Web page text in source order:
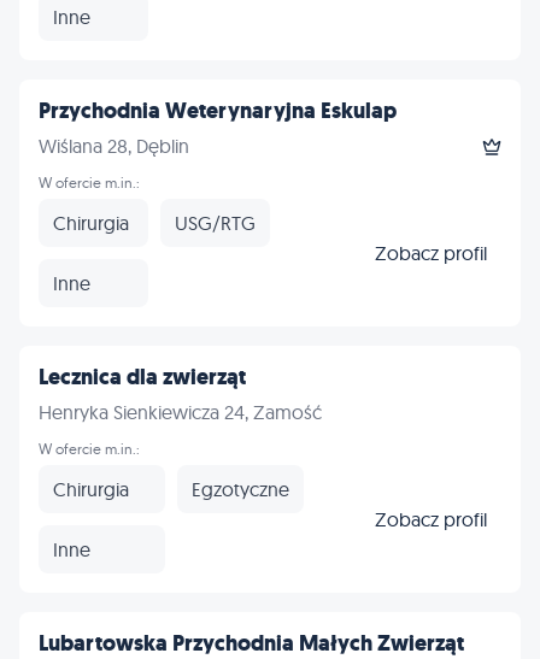
Inne
Przychodnia Weterynaryjna Eskulap
Wiślana 28, Dęblin
W ofercie m.in.:
Chirurgia USG/RTG
Inne
Zobacz profil
Lecznica dla zwierząt
Henryka Sienkiewicza 24, Zamość
W ofercie m.in.:
Chirurgia Egzotyczne
Inne
Zobacz profil
Lubartowska Przychodnia Małych Zwierząt